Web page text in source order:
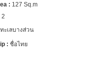
127 Sq.m
2
ะเลบางส่วน
ชื่อไทย